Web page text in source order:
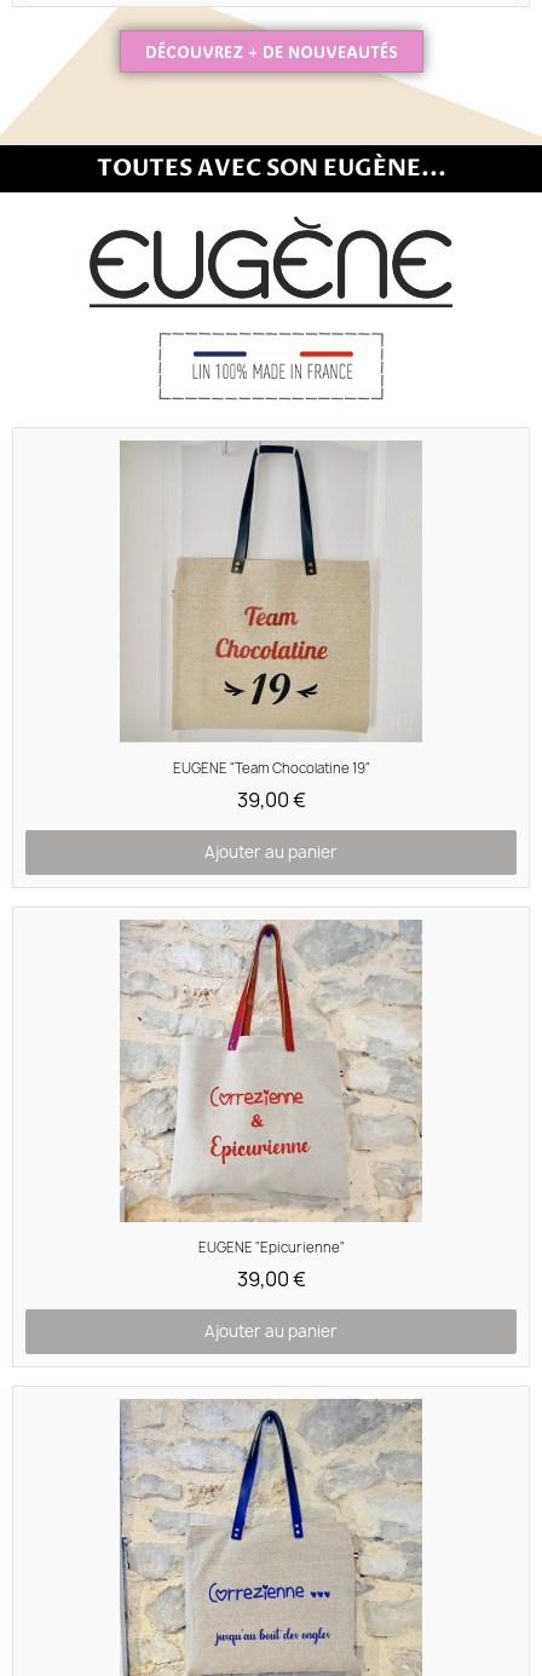
DÉCOUVREZ + DE NOUVEAUTÉS
TOUTES AVEC SON EUGÈNE...
Aperçu rapide
EUGENE "Team Chocolatine 19"
39,00 €
Ajouter au panier
Aperçu rapide
EUGENE "Epicurienne"
39,00 €
Ajouter au panier